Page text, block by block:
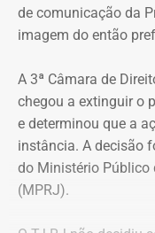
de comunicação da
imagem do então
A 3ª Câmara de
chegou a extinguir o
e determinou que a
instância. A decisão
do Ministério Público
(MPRJ).